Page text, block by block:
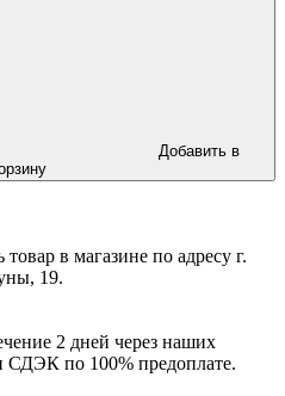
Добавить в
в магазине по адресу г.
19.
2 дней через наших
СДЭК по 100% предоплате.